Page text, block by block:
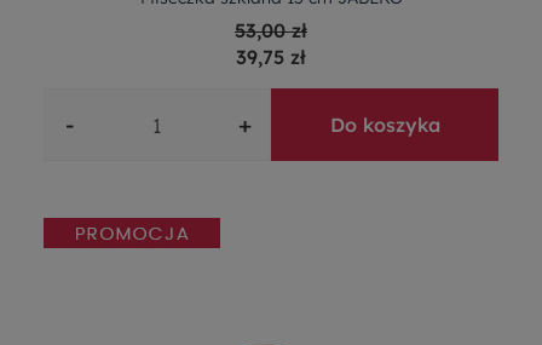
53,00 zł
39,75 zł
- + Do koszyka